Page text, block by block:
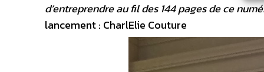
d’entreprendre au fil des 144 pages de ce
lancement : CharlElie Couture